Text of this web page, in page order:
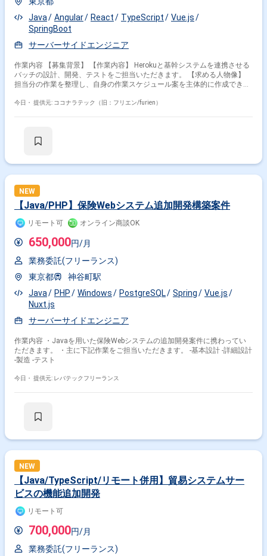
Java
Angular React TypeScript
Vue.js
SpringBoot
サーバーサイドエンジニア
作業内容 【募集背景】 【作業内容】 Herokuと基幹システムを連携させる
バッチの設計、開発、テストをご担当いただきます。 【求める人物像】
担当分の作業を整理し、自身の作業スケジュール案を主体的に作成できる
に関わるバッチ開発を、設計からテストまで一貫して担当できます。 【開
今日・ 提供元: ココナラテック（旧：フリエン/furien）
NEW
【Java/PHP】保険Webシステム追加開発構築案件
リモート可 オンライン商談OK
650,000円/月
業務委託(フリーランス)
東京都
神谷町駅
Java
PHP Windows PostgreSQL Spring
Vue.js
Nuxt.js
サーバーサイドエンジニア
作業内容 ・Javaを用いた保険Webシステムの追加開発案件に携わってい
ただきます。 ・主に下記作業をご担当いただきます。 -基本設計 -詳細設計
-製造 -テスト
今日・ 提供元: レバテックフリーランス
NEW
【Java/TypeScript/リモート併用】貿易システムサー
ビスの機能追加開発
リモート可
700,000円/月
業務委託(フリーランス)